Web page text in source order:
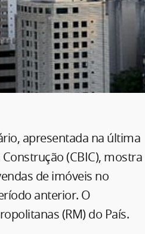
apresentada na última
(CBIC), mostra
de imóveis no
anterior. O
(RM) do País.